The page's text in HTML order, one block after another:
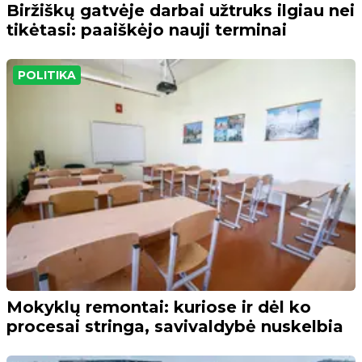
Biržiškų gatvėje darbai užtruks ilgiau nei
tikėtasi: paaiškėjo nauji terminai
POLITIKA
Mokyklų remontai: kuriose ir dėl ko
procesai stringa, savivaldybė nuskelbia